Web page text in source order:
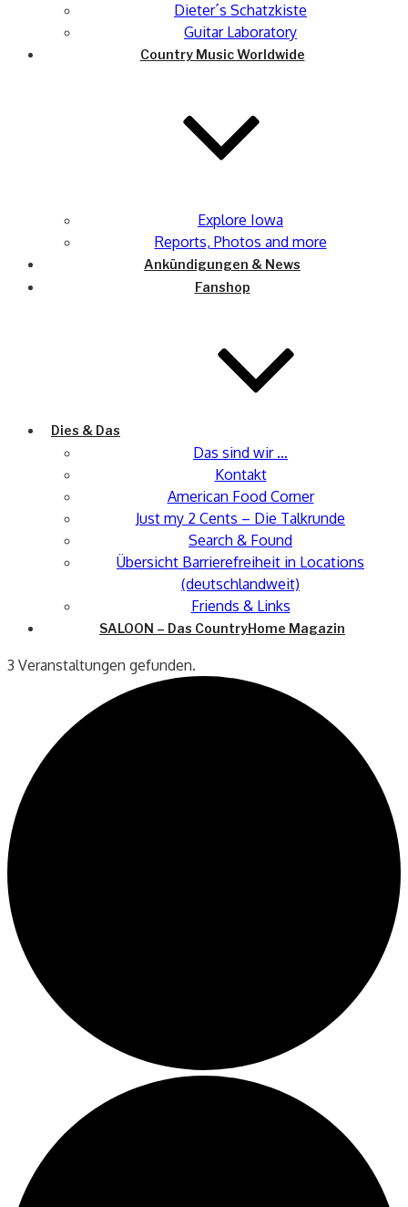
Dieter´s Schatzkiste
Guitar Laboratory
Country Music Worldwide
Explore Iowa
Reports, Photos and more
Ankündigungen & News
Fanshop
Dies & Das
Das sind wir …
Kontakt
American Food Corner
Just my 2 Cents – Die Talkrunde
Search & Found
Übersicht Barrierefreiheit in Locations
(deutschlandweit)
Friends & Links
SALOON – Das CountryHome Magazin
3 Veranstaltungen gefunden.